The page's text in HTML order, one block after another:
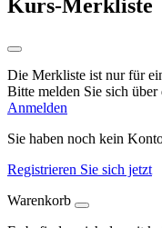
Kurs-Merkliste
Die Merkliste ist nur für
Bitte melden Sie sich
Anmelden
Sie haben noch kein
Registrieren Sie sich jetzt
Warenkorb